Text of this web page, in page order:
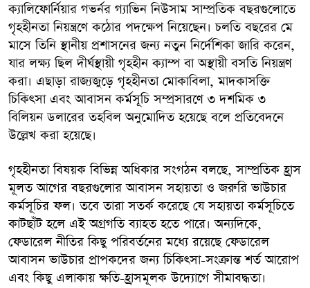
ক্যালিফোর্নিয়ার গভর্নর গ্যাভিন নিউসাম সাম্প্রতিক বছরগুলোতে
গৃহহীনতা নিয়ন্ত্রণে কঠোর পদক্ষেপ নিয়েছেন। চলতি বছরের মে
মাসে তিনি স্থানীয় প্রশাসনের জন্য নতুন নির্দেশিকা জারি করেন,
যার লক্ষ্য ছিল দীর্ঘস্থায়ী গৃহহীন ক্যাম্প বা অস্থায়ী বসতি নিয়ন্ত্রণ
করা। এছাড়া রাজ্যজুড়ে গৃহহীনতা মোকাবিলা, মাদকাসক্তি
চিকিৎসা এবং আবাসন কর্মসূচি সম্প্রসারণে ৩ দশমিক ৩
বিলিয়ন ডলারের তহবিল অনুমোদিত হয়েছে বলে প্রতিবেদনে
উল্লেখ করা হয়েছে।
গৃহহীনতা বিষয়ক বিভিন্ন অধিকার সংগঠন বলছে, সাম্প্রতিক হ্রাস
মূলত আগের বছরগুলোর আবাসন সহায়তা ও জরুরি ভাউচার
কর্মসূচির ফল। তবে তারা সতর্ক করেছে যে সহায়তা কর্মসূচিতে
কাটছাঁট হলে এই অগ্রগতি ব্যাহত হতে পারে। অন্যদিকে,
ফেডারেল নীতির কিছু পরিবর্তনের মধ্যে রয়েছে ফেডারেল
আবাসন ভাউচার প্রাপকদের জন্য চিকিৎসা-সংক্রান্ত শর্ত আরোপ
এবং কিছু এলাকায় ক্ষতি-হ্রাসমূলক উদ্যোগে সীমাবদ্ধতা।